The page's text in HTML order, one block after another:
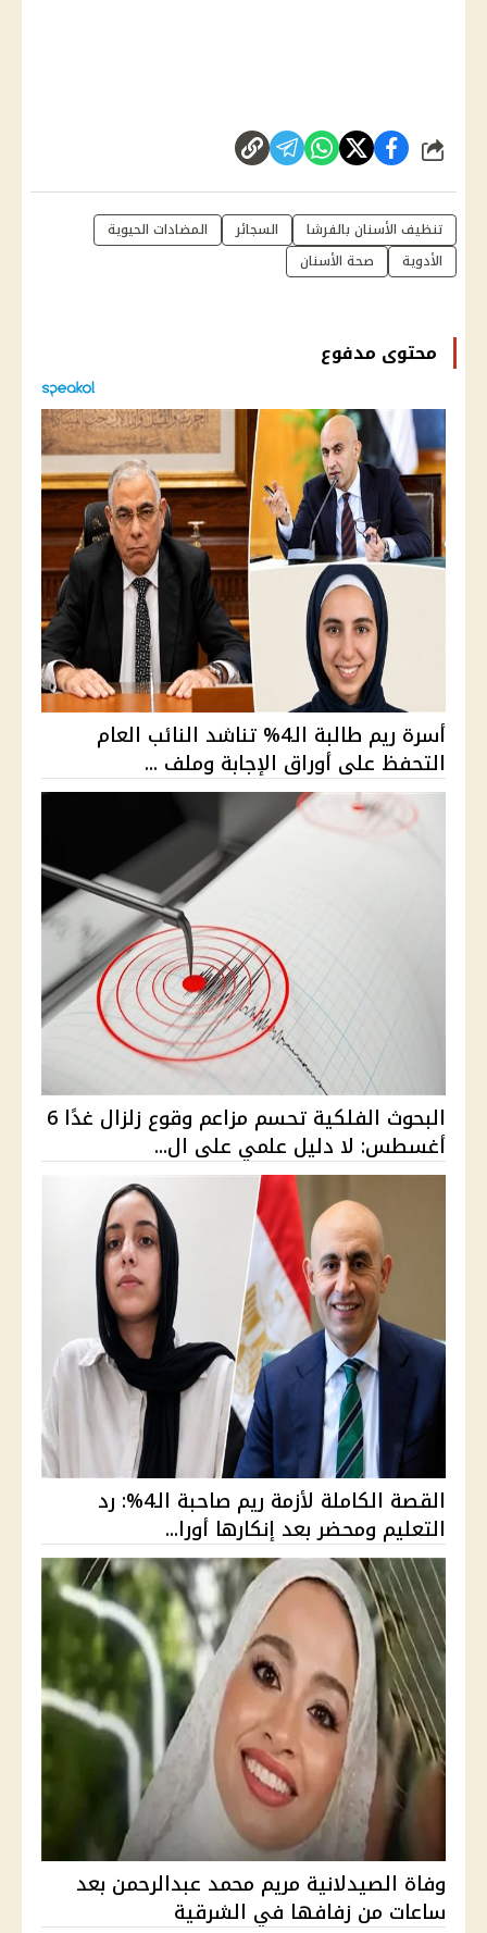
شارك
تنظيف الأسنان بالفرشا السجائر
المضادات الحيوية
الأدوية
صحة الأسنان
محتوى مدفوع
أسرة ريم طالبة الـ4% تناشد النائب العام
التحفظ على أوراق الإجابة وملف ...
البحوث الفلكية تحسم مزاعم وقوع زلزال غدًا 6
أغسطس: لا دليل علمي على ال...
القصة الكاملة لأزمة ريم صاحبة الـ4%: رد
التعليم ومحضر بعد إنكارها أورا...
وفاة الصيدلانية مريم محمد عبدالرحمن بعد
ساعات من زفافها في الشرقية